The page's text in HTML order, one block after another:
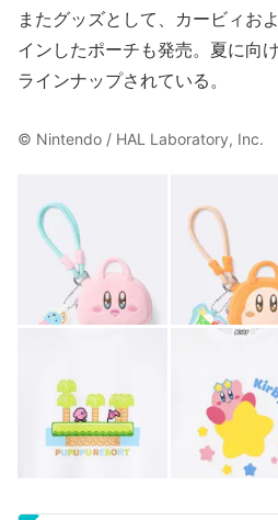
またグッズとして、カービィお
インしたポーチも発売。夏に向
ラインナップされている。
© Nintendo / HAL Laboratory, Inc.